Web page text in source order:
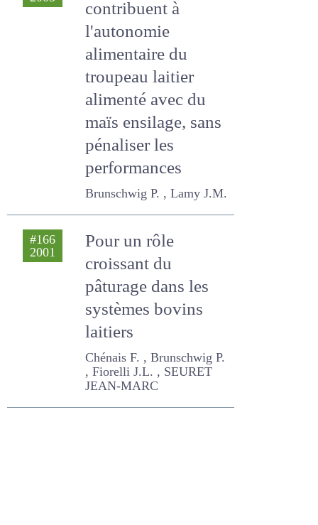
Les protéagineux
contribuent à
l'autonomie
alimentaire du
troupeau laitier
alimenté avec du
maïs ensilage,
sans pénaliser les
performances
Pour un rôle
croissant du
pâturage dans les
systèmes bovins
laitiers
Chénais F. , Brunschwig P. ,